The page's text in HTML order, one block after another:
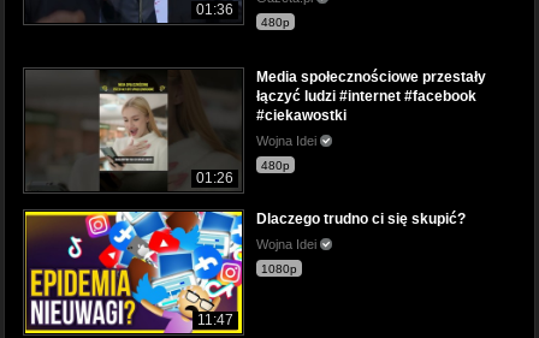
01:36
480p
01:26
Media społecznościowe przestały
łączyć ludzi #internet #facebook
#ciekawostki
Wojna Idei
480p
11:47
Dlaczego trudno ci się skupić?
Wojna Idei
1080p